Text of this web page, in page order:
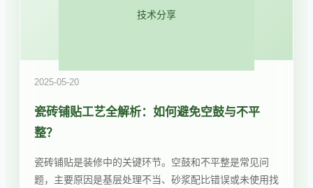
技术分享
2025-05-20
瓷砖铺贴工艺全解析：如何避免空鼓与不平
整？
瓷砖铺贴是装修中的关键环节。空鼓和不平整是常见问
题，主要原因是基层处理不当、砂浆配比错误或未使用找